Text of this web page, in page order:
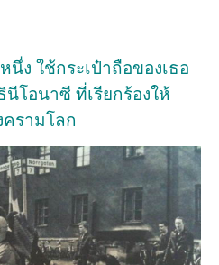
ง ใช้กระเป๋าถือของเธอ
โอนาซี ที่เรียกร้องให้
รามโลก